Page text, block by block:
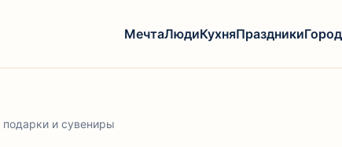
МечтаЛюдиКухняПраздники
и сувениры